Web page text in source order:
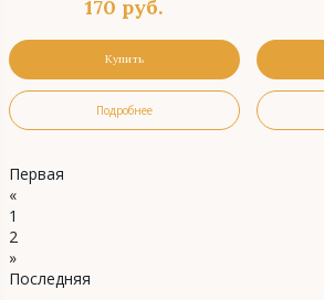
170 руб.
Купить
Подробнее
Первая
«
1
2
»
Последняя